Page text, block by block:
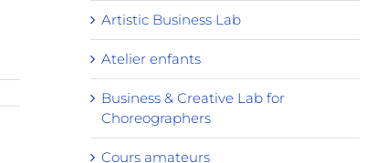
Artistic Business Lab
Atelier enfants
Business & Creative Lab for
Choreographers
Cours amateurs